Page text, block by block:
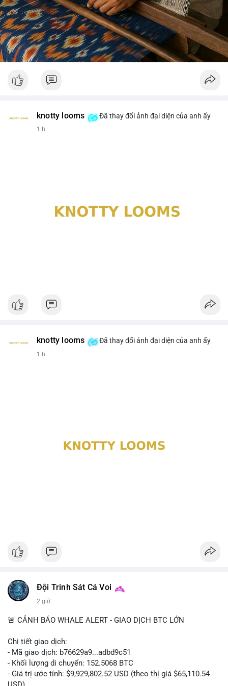
knotty looms Đã thay đổi ảnh đại diện của anh ấy
1 h
knotty looms Đã thay đổi ảnh đại diện của anh ấy
1 h
Đội Trinh Sát Cá Voi
2 giờ
🚨 CẢNH BÁO WHALE ALERT - GIAO DỊCH BTC LỚN
Chi tiết giao dịch:
- Mã giao dịch: b76629a9...adbd9c51
- Khối lượng di chuyển: 152.5068 BTC
- Giá trị ước tính: $9,929,802.52 USD (theo thị giá $65,110.54